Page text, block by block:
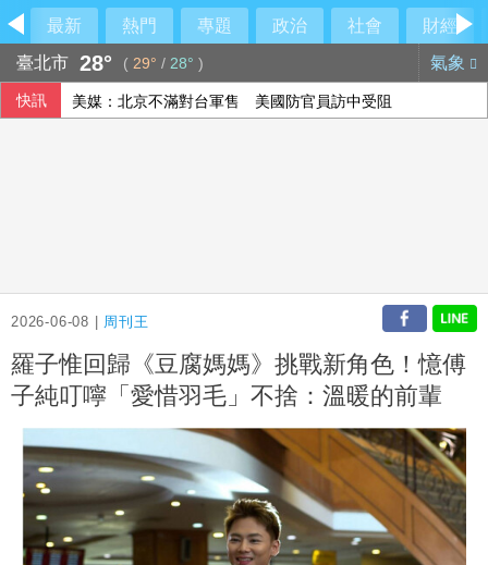
最新 熱門 專題 政治 社會
財經
臺北市 28° ( 29° / 28° ) 氣象
快訊 美媒：北京不滿對台軍售 美國防官員訪中受阻
2026-06-08 | 周刊王
羅子惟回歸《豆腐媽媽》挑戰新角色！憶傅
子純叮嚀「愛惜羽毛」不捨：溫暖的前輩